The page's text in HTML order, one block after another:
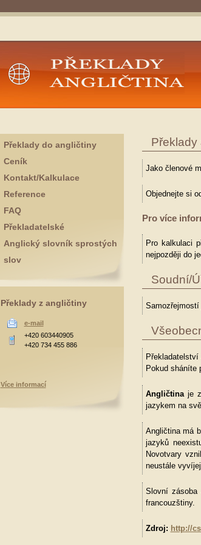
Překlady
Jako členové
Objednejte si
Pro více
Pro kalkulaci
nejpozději do
Soudní/
Samozřejmostí
Pokud sháníte
Angličtinaje
jazykem na
Angličtina má
jazyků
Novotvary
neustále
Slovní
francouzštiny.
Zdroj: http://
Překlady do angličtiny
Ceník
Kontakt/Kalkulace
Reference
FAQ
Překladatelské
Anglický slovník sprostých
slov
Překlady z angličtiny
e-mail
+420 603440905
+420 734 455 886
Více informací